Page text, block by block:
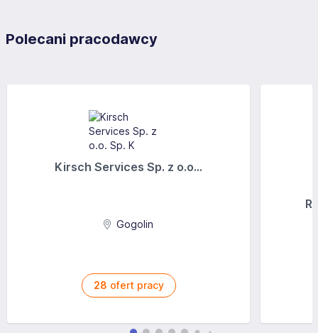
Polecani pracodawcy
Kirsch Services Sp. z o.o...
Gogolin
28 ofert pracy